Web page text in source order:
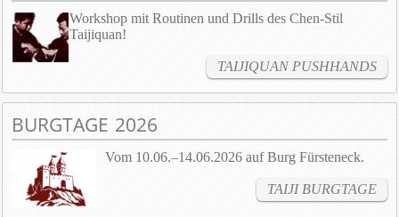
Workshop mit Routinen und Drills des Chen-Stil
Taijiquan!
TAIJIQUAN PUSHHANDS
BURGTAGE 2026
Vom 10.06.–14.06.2026 auf Burg Fürsteneck.
TAIJI BURGTAGE